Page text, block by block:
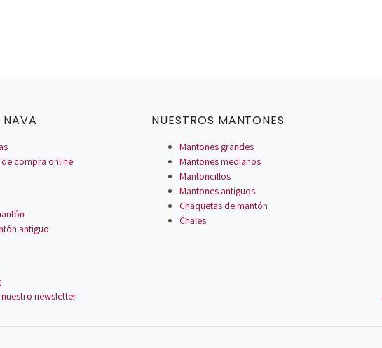
NAVA
compra online
antiguo
newsletter
NUESTROS MANTONES
Mantones grandes
Mantones medianos
Mantoncillos
Mantones antiguos
Chaquetas de mantón
Chales